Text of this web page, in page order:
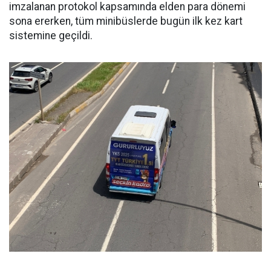
imzalanan protokol kapsamında elden para dönemi
sona ererken, tüm minibüslerde bugün ilk kez kart
sistemine geçildi.